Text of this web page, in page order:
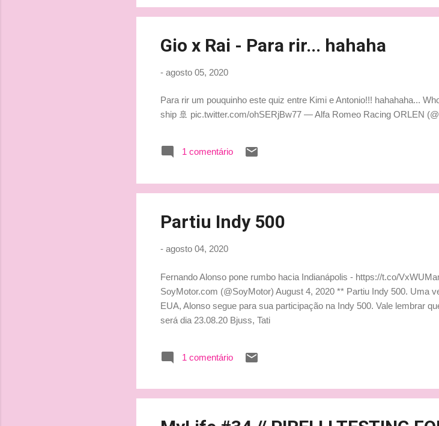
Gio x Rai - Para rir... hahaha
- agosto 05, 2020
Para rir um pouquinho este quiz entre Kimi e Antonio!!! hahahaha...
ship 🚢 pic.twitter.com/ohSERjBw77 — Alfa Romeo Racing ORLEN
1 comentário
Partiu Indy 500
- agosto 04, 2020
Fernando Alonso pone rumbo hacia Indianápolis - https://t.co/
SoyMotor.com (@SoyMotor) August 4, 2020 ** Partiu Indy 500. Uma
EUA, Alonso segue para sua participação na Indy 500. Vale lembrar
será dia 23.08.20 Bjuss, Tati
1 comentário